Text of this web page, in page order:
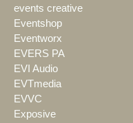
events creative
Eventshop
Eventworx
EVERS PA
EVI Audio
EVTmedia
EVVC
Exposive